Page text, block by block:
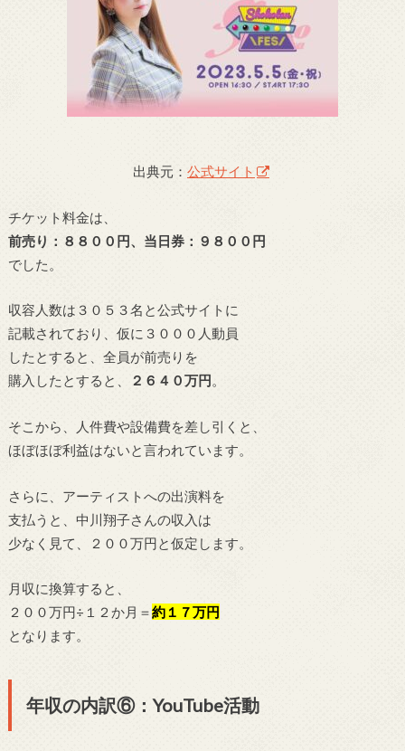
出典元： 公式サイト
チケット料金は、
前売り：８８００円、当日券：９８００円
でした。
収容人数は３０５３名と公式サイトに
記載されており、仮に３０００人動員
したとすると、全員が前売りを
購入したとすると、
２６４０万円 。
そこから、人件費や設備費を差し引くと、
ほぼほぼ利益はないと言われています。
さらに、アーティストへの出演料を
支払うと、中川翔子さんの収入は
少なく見て、２００万円と仮定します。
月収に換算すると、
２００万円÷１２か月＝約１７万円
となります。
年収の内訳⑥：YouTube活動